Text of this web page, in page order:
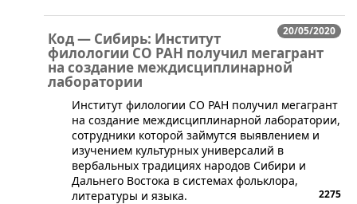
20/05/2020
Код — Сибирь: Институт
филологии СО РАН получил мегагрант
на создание междисциплинарной
лаборатории
Институт филологии СО РАН получил мегагрант
на создание междисциплинарной лаборатории,
сотрудники которой займутся выявлением и
изучением культурных универсалий в
вербальных традициях народов Сибири и
Дальнего Востока в системах фольклора,
литературы и языка.
2275